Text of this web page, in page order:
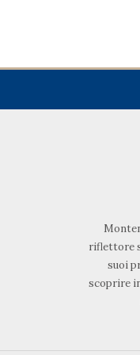
riflettore
suoi
scoprire